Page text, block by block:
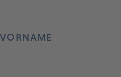
VORNAME